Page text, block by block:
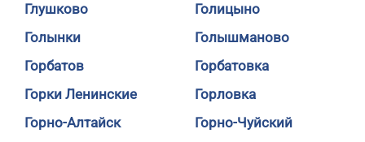
Глушково
Голицыно
Голынки
Голышманово
Горбатов
Горбатовка
Горки Ленинские
Горловка
Горно-Алтайск
Горно-Чуйский